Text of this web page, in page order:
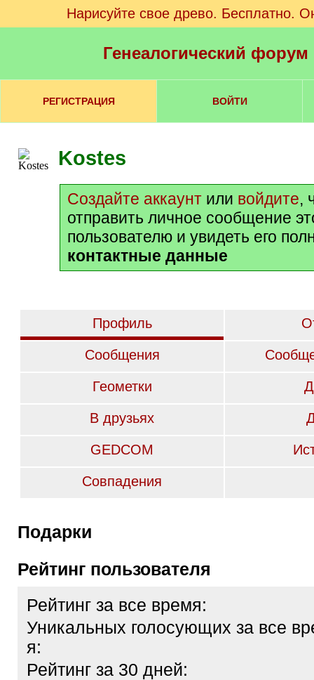
Нарисуйте свое древо. Бесплатно.
Генеалогический
РЕГИСТРАЦИЯ ВОЙТИ
Kostes
Создайте аккаунт или войдите,
отправить личное сообщение
пользователю и увидеть его
контактные данные
Профиль
Сообщения
Геометки
В друзьях
GEDCOM
Совпадения
Подарки
Рейтинг пользователя
Рейтинг за все время:
Уникальных голосующих за все
я:
Рейтинг за 30 дней: